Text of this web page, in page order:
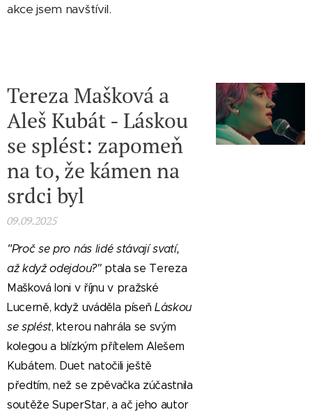
akce jsem navštívil.
Tereza Mašková a
Aleš Kubát - Láskou
se splést: zapomeň
na to, že kámen na
srdci byl
09.09.2025
"Proč se pro nás lidé stávají svatí,
až když odejdou?"ptala se Tereza
Mašková loni v říjnu v pražské
Lucerně, když uváděla píseňLáskou
se splést, kterou nahrála se svým
kolegou a blízkým přítelem Alešem
Kubátem. Duet natočili ještě
předtím, než se zpěvačka zúčastnila
soutěže SuperStar, a ač jeho autor